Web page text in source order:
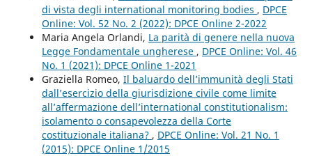
di vista degli international monitoring bodies , DPCE
Online: Vol. 52 No. 2 (2022): DPCE Online 2-2022
Maria Angela Orlandi, La parità di genere nella nuova
Legge Fondamentale ungherese , DPCE Online: Vol. 46
No. 1 (2021): DPCE Online 1-2021
Graziella Romeo, Il baluardo dell’immunità degli Stati
dall’esercizio della giurisdizione civile come limite
all’affermazione dell’international constitutionalism:
isolamento o consapevolezza della Corte
costituzionale italiana? , DPCE Online: Vol. 21 No. 1
(2015): DPCE Online 1/2015